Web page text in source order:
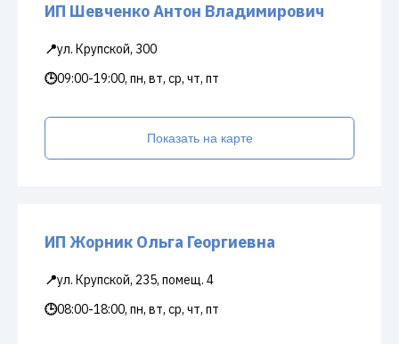
ИП Шевченко Антон Владимирович
📍ул. Крупской, 300
🕒09:00-19:00, пн, вт, ср, чт, пт
Показать на карте
ИП Жорник Ольга Георгиевна
📍ул. Крупской, 235, помещ. 4
🕒08:00-18:00, пн, вт, ср, чт, пт